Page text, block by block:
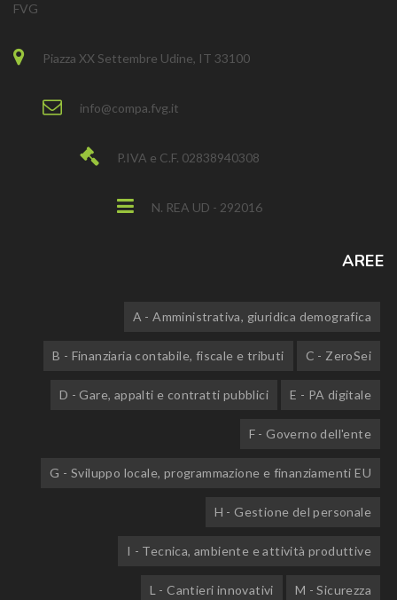
FVG
Piazza XX Settembre Udine, IT 33100
info@compa.fvg.it
P.IVA e C.F. 02838940308
N. REA UD - 292016
AREE
A - Amministrativa, giuridica demografica
B - Finanziaria contabile, fiscale e tributi C - ZeroSei
D - Gare, appalti e contratti pubblici E - PA digitale
F - Governo dell'ente
G - Sviluppo locale, programmazione e finanziamenti EU
H - Gestione del personale
I - Tecnica, ambiente e attività produttive
L - Cantieri innovativi M - Sicurezza